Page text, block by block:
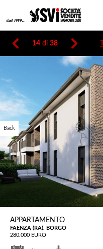
14 di 38
Back
APPARTAMENTO
FAENZA (RA), BORGO
280.000 EURO